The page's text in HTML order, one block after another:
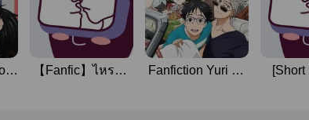
【Fanfic】ไหรวม
Fanfiction Yuri on
[Short